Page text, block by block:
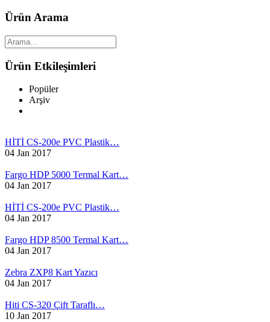
Ürün Arama
Ürün Etkileşimleri
Popüler
Arşiv
HİTİ CS-200e PVC Plastik…
04 Jan 2017
Fargo HDP 5000 Termal Kart…
04 Jan 2017
HİTİ CS-200e PVC Plastik…
04 Jan 2017
Fargo HDP 8500 Termal Kart…
04 Jan 2017
Zebra ZXP8 Kart Yazıcı
04 Jan 2017
Hiti CS-320 Çift Taraflı…
10 Jan 2017